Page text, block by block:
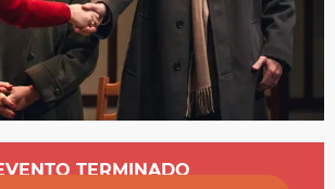
de contacto
TERMINADO